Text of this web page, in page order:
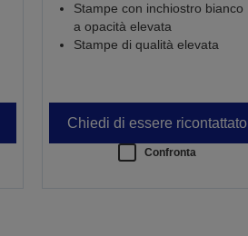
Stampe con inchiostro bianco
a opacità elevata
Stampe di qualità elevata
Chiedi di essere ricontattato
Confronta